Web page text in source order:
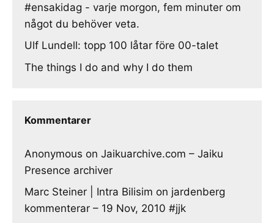
#ensakidag - varje morgon, fem minuter om
något du behöver veta.
Ulf Lundell: topp 100 låtar före 00-talet
The things I do and why I do them
Kommentarer
Anonymous on Jaikuarchive.com – Jaiku
Presence archiver
Marc Steiner | Intra Bilisim on jardenberg
kommenterar – 19 Nov, 2010 #jjk